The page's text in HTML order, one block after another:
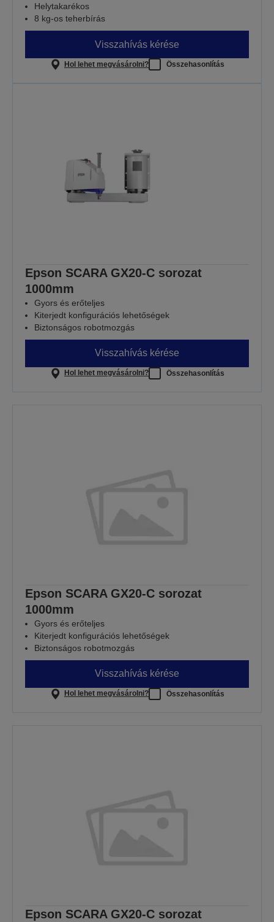
Helytakarékos
8 kg-os teherbírás
Visszahívás kérése
Hol lehet megvásárolni? Összehasonlítás
Epson SCARA GX20-C sorozat
1000mm
Gyors és erőteljes
Kiterjedt konfigurációs lehetőségek
Biztonságos robotmozgás
Visszahívás kérése
Hol lehet megvásárolni? Összehasonlítás
Epson SCARA GX20-C sorozat
1000mm
Gyors és erőteljes
Kiterjedt konfigurációs lehetőségek
Biztonságos robotmozgás
Visszahívás kérése
Hol lehet megvásárolni? Összehasonlítás
Epson SCARA GX20-C sorozat